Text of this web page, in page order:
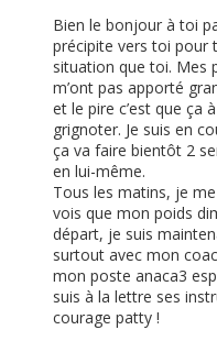
Bien le bonjour à toi
précipite vers toi pour
situation que toi. Mes
m’ont pas apporté
et le pire c’est que ça
grignoter. Je suis en
ça va faire bientôt 2
en lui-même.
Tous les matins, je
vois que mon poids
départ, je suis
surtout avec mon
mon poste anaca3
suis à la lettre ses
courage patty !